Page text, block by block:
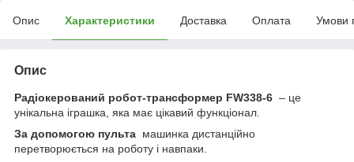
Опис Характеристики Доставка Оплата Умови
Опис
Радіокерований робот-трансформер FW338-6 – це
унікальна іграшка, яка має цікавий функціонал.
За допомогою пульта машинка дистанційно
перетворюється на роботу і навпаки.